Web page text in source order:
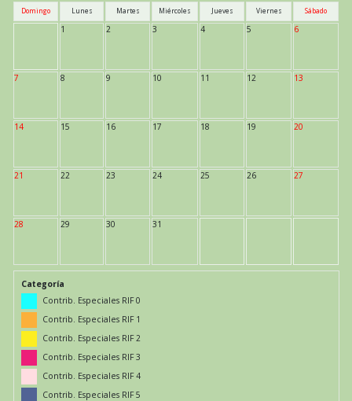
Domingo Lunes Martes Miércoles Jueves Viernes Sábado
1 2 3 4 5 6
7 8 9 10 11 12 13
14 15 16 17 18 19 20
21 22 23 24 25 26 27
28 29 30 31
Categoría
Contrib. Especiales RIF 0
Contrib. Especiales RIF 1
Contrib. Especiales RIF 2
Contrib. Especiales RIF 3
Contrib. Especiales RIF 4
Contrib. Especiales RIF 5